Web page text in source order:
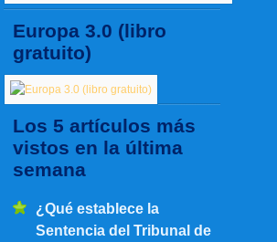
Europa 3.0 (libro
gratuito)
Los 5 artículos más
vistos en la última
semana
¿Qué establece la
Sentencia del Tribunal de